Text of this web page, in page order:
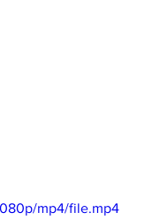
mp4/file.mp4